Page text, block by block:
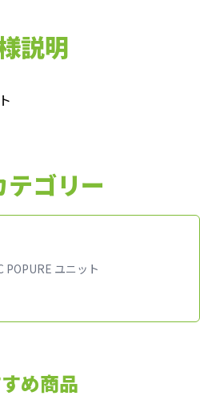
説明
テゴリー
POPURE ユニット
め商品